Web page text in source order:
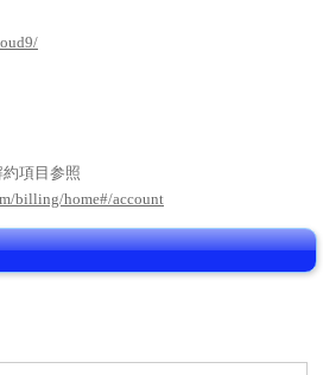
項目参照
billing/home#/account